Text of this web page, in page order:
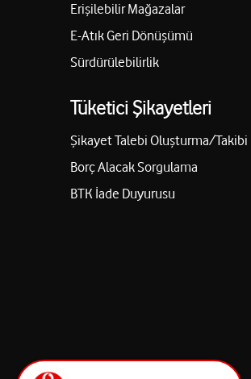
Erişilebilir Mağazalar
E-Atık Geri Dönüşümü
Sürdürülebilirlik
Tüketici Şikayetleri
Şikayet Talebi Oluşturma/Takibi
Borç Alacak Sorgulama
BTK İade Duyurusu